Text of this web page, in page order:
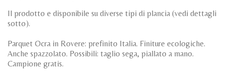
Il prodotto e disponibile su diverse tipi di plancia (vedi dettagli
sotto).
Parquet Ocra in Rovere: prefinito Italia. Finiture ecologiche.
Anche spazzolato. Possibili: taglio sega, piallato a mano.
Campione gratis.